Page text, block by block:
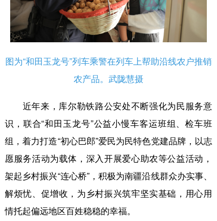
图为“和田玉龙号”列车乘警在列车上帮助沿线农户推销
农产品。武陇慧摄
近年来，库尔勒铁路公安处不断强化为民服务意
识，联合“和田玉龙号”公益小慢车客运班组、检车班
组，着力打造“初心巴郎”爱民为民特色党建品牌，以志
愿服务活动为载体，深入开展爱心助农等公益活动，
架起乡村振兴“连心桥”，积极为南疆沿线群众办实事、
解烦忧、促增收，为乡村振兴筑牢坚实基础，用心用
情托起偏远地区百姓稳稳的幸福。